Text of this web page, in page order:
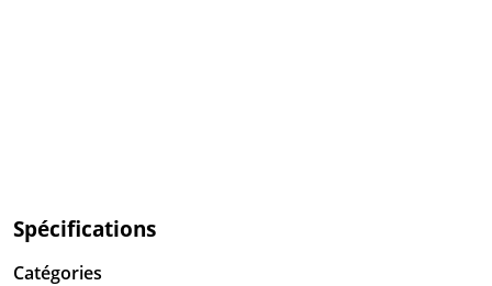
Spécifications
Catégories